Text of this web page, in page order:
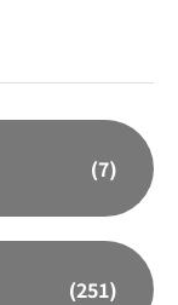
(7)
(251)